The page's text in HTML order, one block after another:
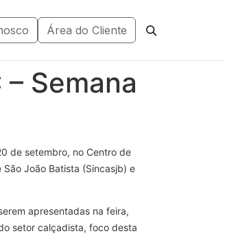
Área do Cliente
Semana
de setembro, no Centro de
João Batista (Sincasjb) e
apresentadas na feira,
setor calçadista, foco desta